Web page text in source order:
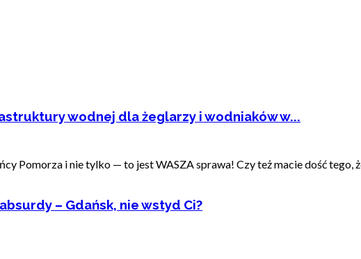
wodnej dla żeglarzy i wodniaków w...
Pomorza i nie tylko — to jest WASZA sprawa! Czy też macie dość tego,
– Gdańsk, nie wstyd Ci?